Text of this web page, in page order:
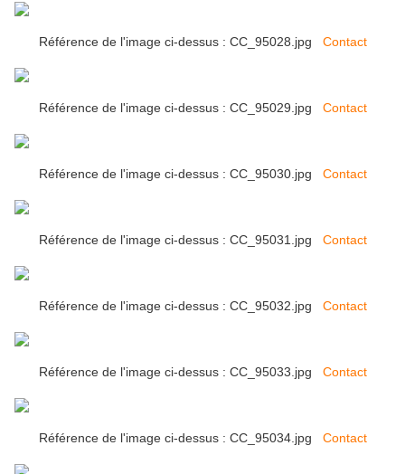
Référence de l'image ci-dessus : CC_95028.jpg Contact
Référence de l'image ci-dessus : CC_95029.jpg Contact
Référence de l'image ci-dessus : CC_95030.jpg Contact
Référence de l'image ci-dessus : CC_95031.jpg Contact
Référence de l'image ci-dessus : CC_95032.jpg Contact
Référence de l'image ci-dessus : CC_95033.jpg Contact
Référence de l'image ci-dessus : CC_95034.jpg Contact